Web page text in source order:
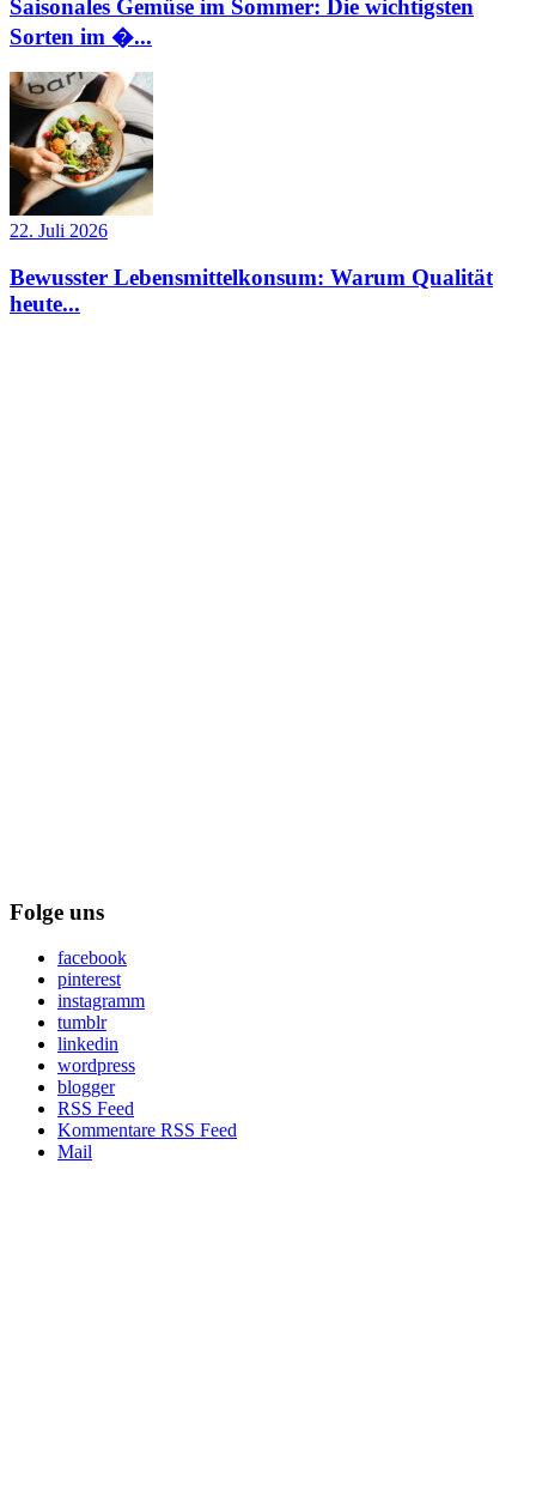
Saisonales Gemüse im Sommer: Die wichtigsten
Sorten im �...
22. Juli 2026
Bewusster Lebensmittelkonsum: Warum Qualität
heute...
Folge uns
facebook
pinterest
instagramm
tumblr
linkedin
wordpress
blogger
RSS Feed
Kommentare RSS Feed
Mail